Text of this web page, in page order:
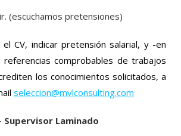
(escuchamos pretensiones)
CV, indicar pretensión salarial, y -en
comprobables de trabajos
los conocimientos solicitados, a
seleccion@mvlconsulting.com
Supervisor Laminado